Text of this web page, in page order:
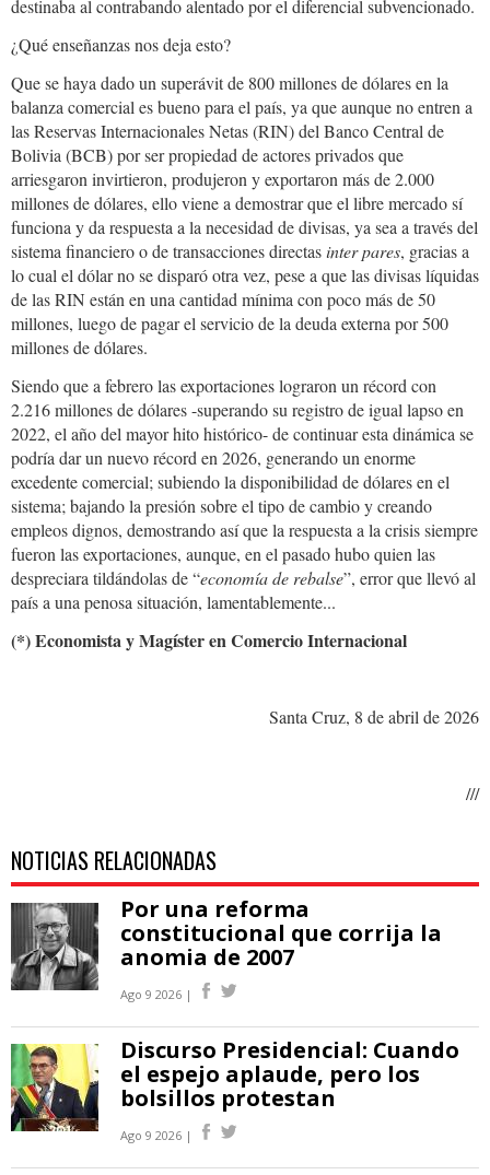
destinaba al contrabando alentado por el diferencial subvencionado.
¿Qué enseñanzas nos deja esto?
Que se haya dado un superávit de 800 millones de dólares en la
balanza comercial es bueno para el país, ya que aunque no entren a
las Reservas Internacionales Netas (RIN) del Banco Central de
Bolivia (BCB) por ser propiedad de actores privados que
arriesgaron invirtieron, produjeron y exportaron más de 2.000
millones de dólares, ello viene a demostrar que el libre mercado sí
funciona y da respuesta a la necesidad de divisas, ya sea a través del
sistema financiero o de transacciones directasinter pares, gracias a
lo cual el dólar no se disparó otra vez, pese a que las divisas líquidas
de las RIN están en una cantidad mínima con poco más de 50
millones, luego de pagar el servicio de la deuda externa por 500
millones de dólares.
Siendo que a febrero las exportaciones lograron un récord con
2.216 millones de dólares -superando su registro de igual lapso en
2022, el año del mayor hito histórico- de continuar esta dinámica se
podría dar un nuevo récord en 2026, generando un enorme
excedente comercial; subiendo la disponibilidad de dólares en el
sistema; bajando la presión sobre el tipo de cambio y creando
empleos dignos, demostrando así que la respuesta a la crisis siempre
fueron las exportaciones, aunque, en el pasado hubo quien las
despreciara tildándolas de “economía de rebalse”, error que llevó al
país a una penosa situación, lamentablemente...
(*)Economista y Magíster en Comercio Internacional
Santa Cruz, 8 de abril de 2026
///
NOTICIAS RELACIONADAS
Por una reforma
constitucional que corrija la
anomia de 2007
Ago 9 2026 |
Discurso Presidencial: Cuando
el espejo aplaude, pero los
bolsillos protestan
Ago 9 2026 |